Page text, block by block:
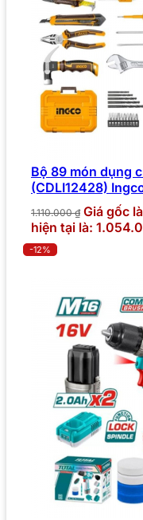
Bộ 89 món dụng
(CDLI12428)
1.110.000₫ Giá gốc
hiện tại là:
-12%